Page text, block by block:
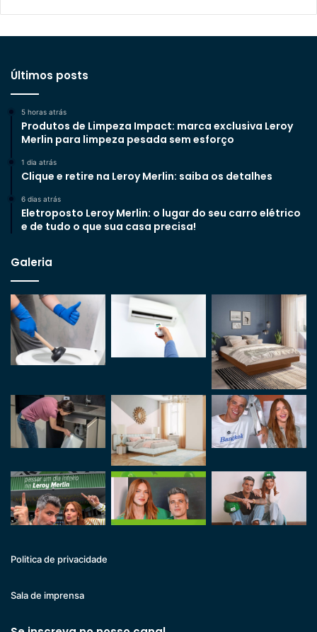
Últimos posts
5 horas atrás
Produtos de Limpeza Impact: marca exclusiva Leroy
Merlin para limpeza pesada sem esforço
1 dia atrás
Clique e retire na Leroy Merlin: saiba os detalhes
6 dias atrás
Eletroposto Leroy Merlin: o lugar do seu carro elétrico
e de tudo o que sua casa precisa!
Galeria
Politica de privacidade
Sala de imprensa